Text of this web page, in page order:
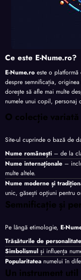
Ce este E-Nume.ro?
E-Nume.ro este o
despre semnificația,
dorește să afle mai multe
numele unui copil, personaj
O colecție variată
Site-ul cuprinde o bază de
Nume românești – de la
Nume internaționale –
multe altele.
Nume moderne și
unic, găsești opțiuni pentru
Semnificație și
Pe lângă etimologie, E-
Trăsăturile de personalitate
Simbolismul și influența
Popularitatea numelui în
Un instrument